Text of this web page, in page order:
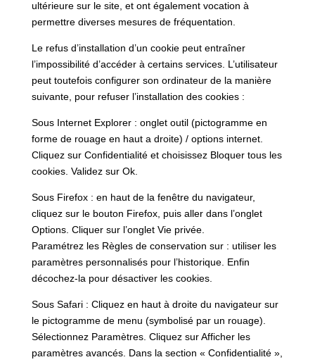
ultérieure sur le site, et ont également vocation à
permettre diverses mesures de fréquentation.
Le refus d’installation d’un cookie peut entraîner
l’impossibilité d’accéder à certains services. L’utilisateur
peut toutefois configurer son ordinateur de la manière
suivante, pour refuser l’installation des cookies :
Sous Internet Explorer : onglet outil (pictogramme en
forme de rouage en haut a droite) / options internet.
Cliquez sur Confidentialité et choisissez Bloquer tous les
cookies. Validez sur Ok.
Sous Firefox : en haut de la fenêtre du navigateur,
cliquez sur le bouton Firefox, puis aller dans l’onglet
Options. Cliquer sur l’onglet Vie privée.
Paramétrez les Règles de conservation sur : utiliser les
paramètres personnalisés pour l’historique. Enfin
décochez-la pour désactiver les cookies.
Sous Safari : Cliquez en haut à droite du navigateur sur
le pictogramme de menu (symbolisé par un rouage).
Sélectionnez Paramètres. Cliquez sur Afficher les
paramètres avancés. Dans la section « Confidentialité »,